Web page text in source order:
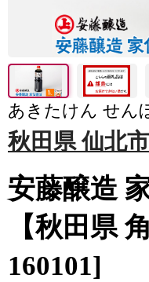
あきたけん せん
秋田県 仙北市
安藤醸造
【秋田県
160101]